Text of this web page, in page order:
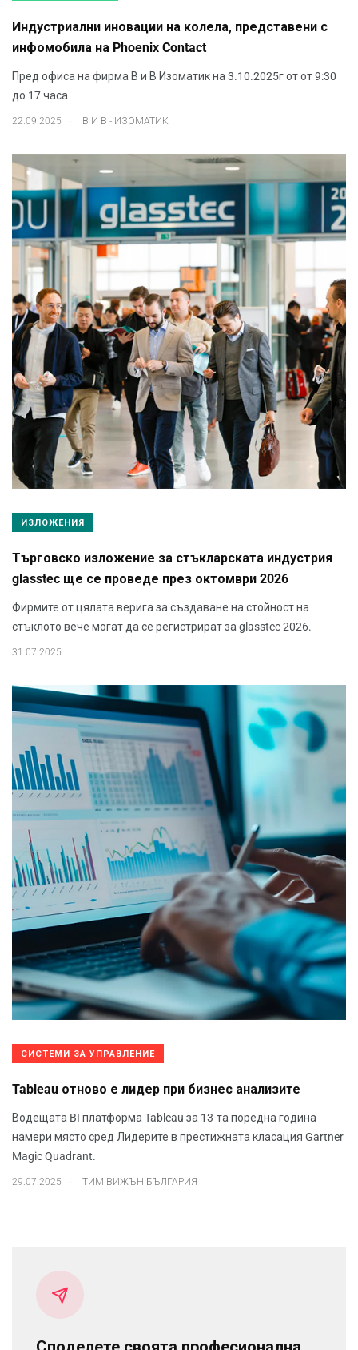
Индустриални иновации на колела, представени с
инфомобила на Phoenix Contact
Пред офиса на фирма В и В Изоматик на 3.10.2025г от от 9:30
до 17 часа
22.09.2025 . В И В - ИЗОМАТИК
ИЗЛОЖЕНИЯ
Търговско изложение за стъкларската индустрия
glasstec ще се проведе през октомври 2026
Фирмите от цялата верига за създаване на стойност на
стъклото вече могат да се регистрират за glasstec 2026.
31.07.2025
СИСТЕМИ ЗА УПРАВЛЕНИЕ
Tableau отново е лидер при бизнес анализите
Водещата BI платформа Tableau за 13-та поредна година
намери място сред Лидерите в престижната класация Gartner
Magic Quadrant.
29.07.2025 . ТИМ ВИЖЪН БЪЛГАРИЯ